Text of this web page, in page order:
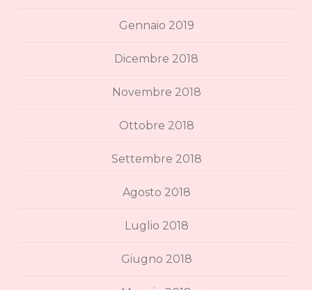
Gennaio 2019
Dicembre 2018
Novembre 2018
Ottobre 2018
Settembre 2018
Agosto 2018
Luglio 2018
Giugno 2018